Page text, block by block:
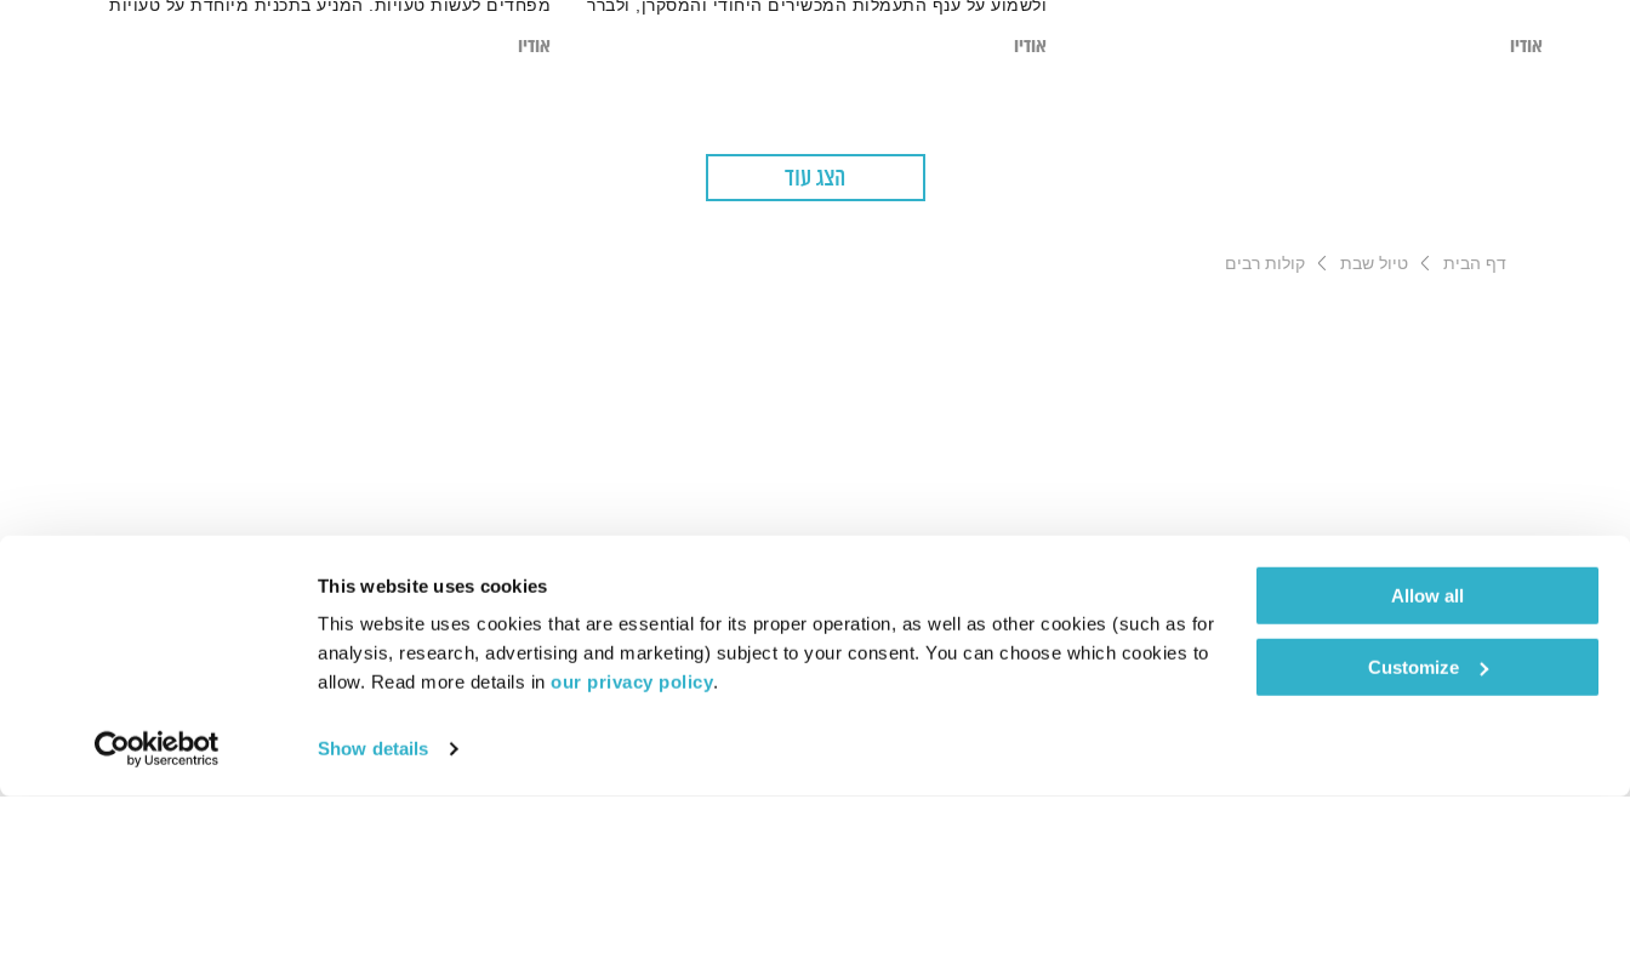
This website uses cookies
This website uses cookies that are essential for its proper operation, as well as other cookies (such as for
analysis, research, advertising and marketing) subject to your consent. You can choose which cookies to
allow. Read more details in our privacy policy.
Show details
Allow all
Customize
אודיו
ולשמוע על ענף התעמלות המכשירים היחודי והמסקרן, ולברר
אודיו
מפחדים לעשות טעויות. המניע בתכנית מיוחדת על טעויות
אודיו
הצג עוד
דף הבית טיול שבת קולות רבים